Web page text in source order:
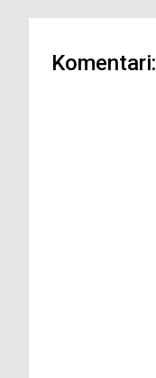
Komentari: